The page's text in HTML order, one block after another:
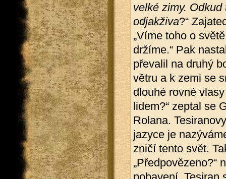
velké zimy.
odjakživa?“
„Víme toho o
držíme.“ Pak
převalil na druhý
větru a k zemi se
dlouhé rovné
lidem?“ zeptal se
Rolana.
jazyce je
zničí tento svět.
„Předpovězeno?“